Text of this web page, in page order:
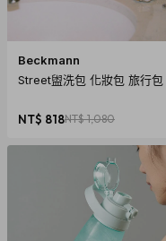
【國際商品預購寄送須
當您購買國際預購品時
序：進出口報關、空運/
氣與人為…等各方面不
生，我們會在第一時間更
與到貨日期。
因突發不可抗拒之因素
citiesocial 將保留取消
理退款事宜。
Beckmann
Street盥洗包 化妝包 旅行包
NT$ 818NT$ 1,080